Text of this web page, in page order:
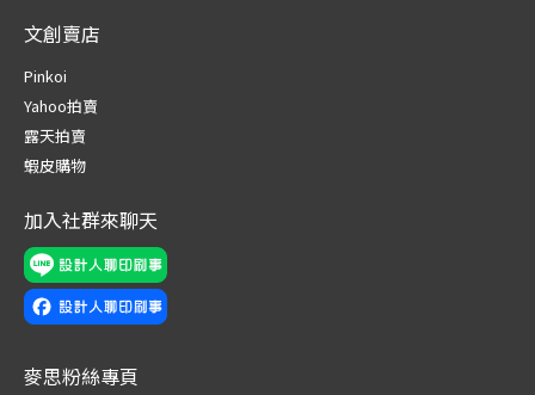
opens
in
new
window
opens
new
window
文創賣店
Pinkoi
Yahoo拍賣
露天拍賣
蝦皮購物
加入社群來聊天
麥思粉絲專頁